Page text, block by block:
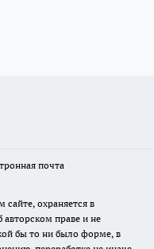
почта
охраняется в
авторском праве и не
бы то ни было форме, в